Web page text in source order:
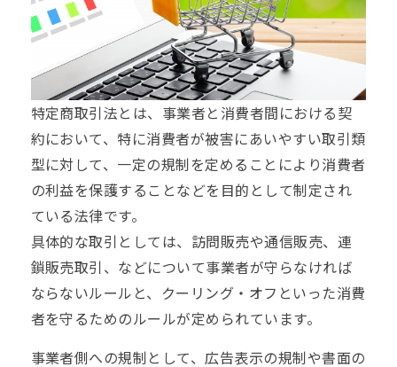
特定商取引法とは、事業者と消費者間における契
約において、特に消費者が被害にあいやすい取引類
型に対して、一定の規制を定めることにより消費者
の利益を保護することなどを目的として制定され
ている法律です。
具体的な取引としては、訪問販売や通信販売、連
鎖販売取引、などについて事業者が守らなければ
ならないルールと、クーリング・オフといった消費
者を守るためのルールが定められています。
事業者側への規制として、広告表示の規制や書面の